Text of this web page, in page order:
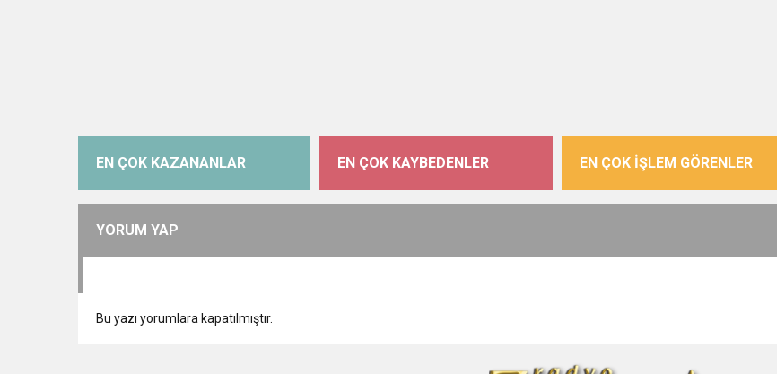
EN ÇOK KAZANANLAR EN ÇOK KAYBEDENLER EN ÇOK İŞLEM GÖRENLER
YORUM YAP
Bu yazı yorumlara kapatılmıştır.